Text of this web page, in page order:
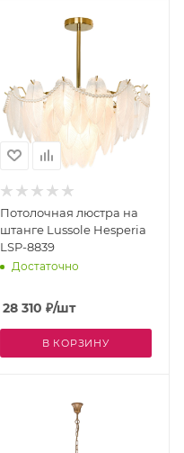
Потолочная люстра на
штанге Lussole Hesperia
LSP-8839
Достаточно
28 310 ₽/шт
В КОРЗИНУ